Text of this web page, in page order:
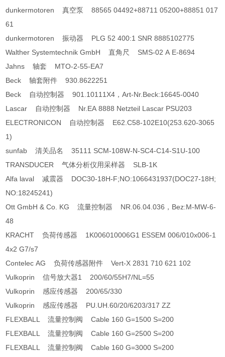
dunkermotoren 真空泵 88565 04492+88711 05200+88851 017
61
dunkermotoren 振动器 PLG 52 400:1 SNR 8885102775
Walther Systemtechnik GmbH 直角尺 SMS-02 A E-8694
Jahns 轴套 MTO-2-55-EA7
Beck 轴套附件 930.8622251
Beck 自动控制器 901.10111X4，Art-Nr.Beck:16645-0040
Lascar 自动控制器 Nr.EA 8888 Netzteil Lascar PSU203
ELECTRONICON 自动控制器 E62.C58-102E10(253.620-3065
1)
sunfab 清关品名 35111 SCM-108W-N-SC4-C14-S1U-100
TRANSDUCER 气体分析仪用采样器 SLB-1K
Alfa laval 减震器 DOC30-18H-F;NO:1066431937(DOC27-18H;
NO:18245241)
Ott GmbH & Co. KG 流量控制器 NR.06.04.036，Bez:M-MW-6-
48
KRACHT 负荷传感器 1K006010006G1 ESSEM 006/010x006-1
4x2 G7/s7
Contelec AG 负荷传感器附件 Vert-X 2831 710 621 102
Vulkoprin 信号放大器1 200/60/55H7/NL=55
Vulkoprin 感应传感器 200/65/330
Vulkoprin 感应传感器 PU.UH.60/20/6203/317 ZZ
FLEXBALL 流量控制阀 Cable 160 G=1500 S=200
FLEXBALL 流量控制阀 Cable 160 G=2500 S=200
FLEXBALL 流量控制阀 Cable 160 G=3000 S=200